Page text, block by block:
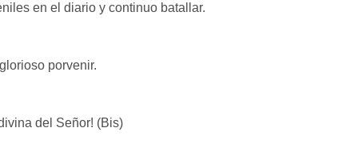
en el diario y continuo batallar.
porvenir.
del Señor! (Bis)